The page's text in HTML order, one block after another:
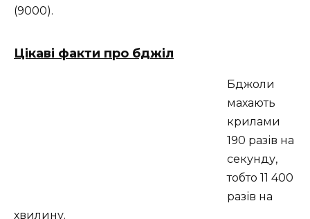
(9000).
Цікаві факти про бджіл
Бджоли
махають
крилами
190 разів на
секунду,
тобто 11 400
разів на
хвилину.